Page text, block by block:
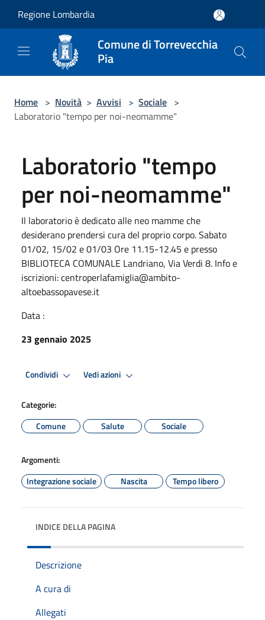
Regione Lombardia
Comune di Torrevecchia
Pia
Home > Novità > Avvisi > Sociale >
Laboratorio "tempo per noi-neomamme"
Laboratorio "tempo
per noi-neomamme"
Il laboratorio è dedicato alle neo mamme che
desiderano prendersi cura del proprio corpo. Sabato
01/02, 15/02 e 01/03 Ore 11.15-12.45 e presso
BIBLIOTECA COMUNALE Landriano, Via Verdi 8. Info e
iscrizioni: centroperlafamiglia@ambito-
altoebassopavese.it
Data :
23 gennaio 2025
Condividi Vedi azioni
Categorie:
Comune
Salute Sociale
Argomenti:
Integrazione sociale
Nascita Tempo libero
INDICE DELLA PAGINA
Descrizione
A cura di
Allegati